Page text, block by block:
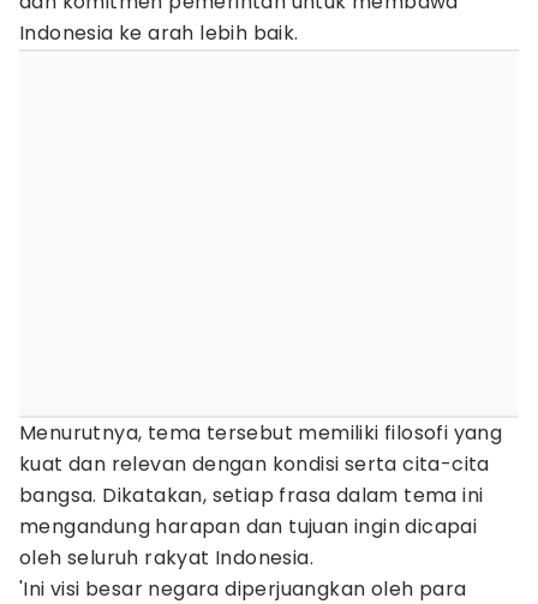
Indonesia ke arah lebih baik.
Menurutnya, tema tersebut memiliki filosofi yang
kuat dan relevan dengan kondisi serta cita-cita
bangsa. Dikatakan, setiap frasa dalam tema ini
mengandung harapan dan tujuan ingin dicapai
oleh seluruh rakyat Indonesia.
'Ini visi besar negara diperjuangkan oleh para